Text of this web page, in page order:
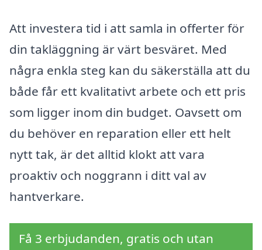
Att investera tid i att samla in offerter för
din takläggning är värt besväret. Med
några enkla steg kan du säkerställa att du
både får ett kvalitativt arbete och ett pris
som ligger inom din budget. Oavsett om
du behöver en reparation eller ett helt
nytt tak, är det alltid klokt att vara
proaktiv och noggrann i ditt val av
hantverkare.
Få 3 erbjudanden, gratis och utan